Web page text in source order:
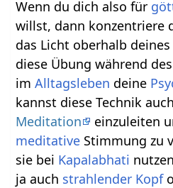
Wenn du dich also für
willst, dann konzentriere
das Licht oberhalb
diese Übung während
imAlltagsleben deine
kannst diese Technik
Meditation
einzuleiten
meditative Stimmung zu
sie bei Kapalabhati
ja auch strahlender Kopf